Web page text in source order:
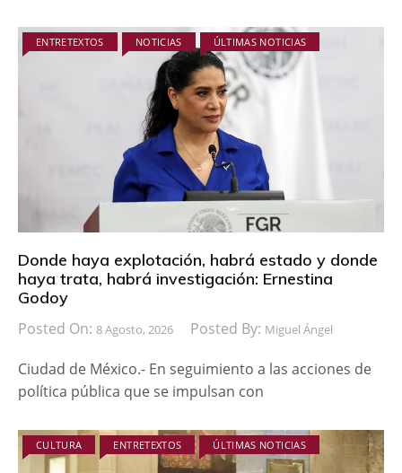
ENTRETEXTOS NOTICIAS ÚLTIMAS NOTICIAS
Donde haya explotación, habrá estado y donde
haya trata, habrá investigación: Ernestina
Godoy
Posted On: 8 Agosto, 2026 Posted By: Miguel Ángel
Ciudad de México.- En seguimiento a las acciones de
política pública que se impulsan con
CULTURA ENTRETEXTOS ÚLTIMAS NOTICIAS